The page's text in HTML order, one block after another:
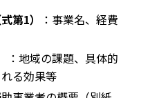
第1）
：事業名、経費
：地域の課題、具体的
る効果等